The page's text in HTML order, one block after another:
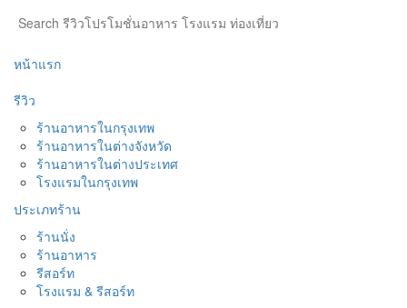
หน้าแรก
รีวิว
ร้านอาหารในกรุงเทพ
ร้านอาหารในต่างจังหวัด
ร้านอาหารในต่างประเทศ
โรงแรมในกรุงเทพ
ประเภทร้าน
ร้านนั่ง
ร้านอาหาร
รีสอร์ท
โรงแรม & รีสอร์ท